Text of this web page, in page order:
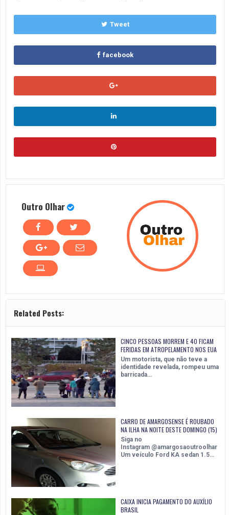
Tweet
facebook
Outro Olhar
Related Posts:
CINCO PESSOAS MORREM E 40 FICAM
FERIDAS EM ATROPELAMENTO NOS EUA
Um motorista, que não teve a
identidade revelada, rompeu uma
barricada…
CARRO DE AMARGOSENSE É ROUBADO
NA ILHA NA NOITE DESTE DOMINGO (15)
Siga no
Instagram @amargosaoutroolhar
Um veículo Ford KA sedan 1.5…
CAIXA INICIA PAGAMENTO DO AUXÍLIO
BRASIL